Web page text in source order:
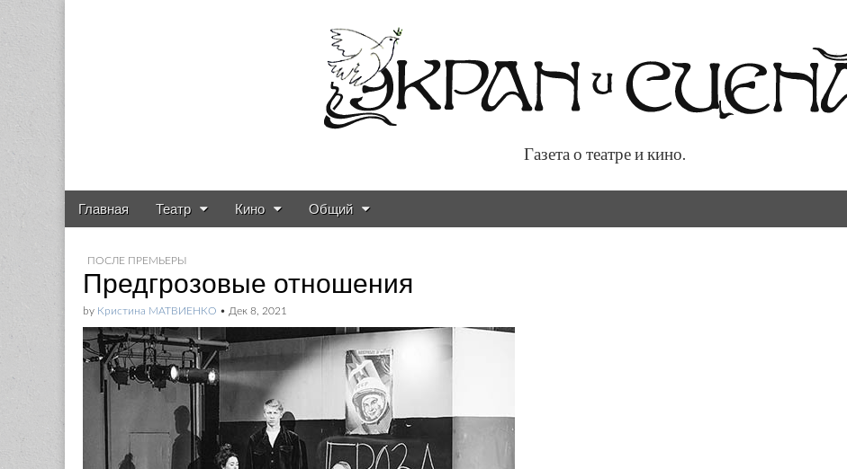
Газета о театре и кино.
Газета о театре и кино.
Main menu
Skip to content
Главная Театр Кино Общий
ПОСЛЕ ПРЕМЬЕРЫ
Предгрозовые отношения
by Кристина МАТВИЕНКО • Дек 8, 2021